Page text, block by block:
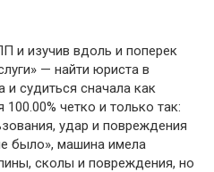
и изучив вдоль и поперек
— найти юриста в
судиться сначала как
четко и только так:
удар и повреждения
было», машина имела
сколы и повреждения, но